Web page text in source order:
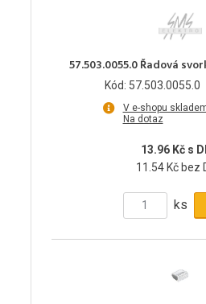
57.503.0055.0 Řadová
Kód: 57.503.0055.0
V e-shopu
Na dotaz
13.96 Kč s
11.54 Kč bez
ks